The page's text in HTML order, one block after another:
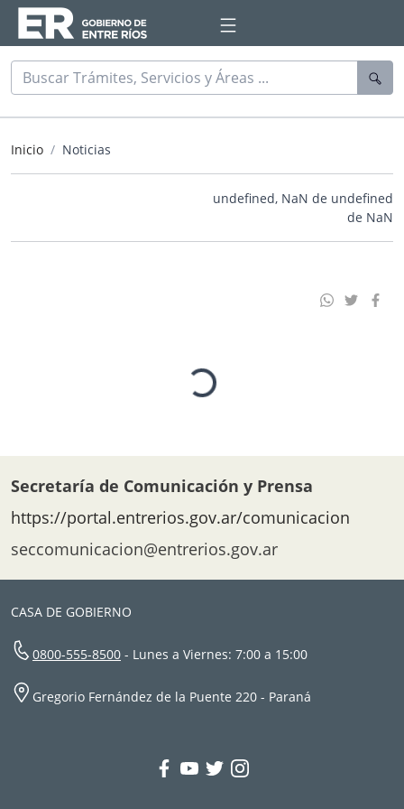
Inicio Noticias
Secretaría de Comunicación y Prensa
https://portal.entrerios.gov.ar/comunicacion
seccomunicacion@entrerios.gov.ar
CASA DE GOBIERNO
0800-555-8500 - Lunes a Viernes: 7:00 a 15:00
Gregorio Fernández de la Puente 220 - Paraná